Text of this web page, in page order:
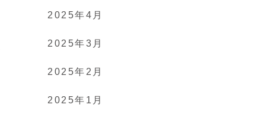
2025年4月
2025年3月
2025年2月
2025年1月